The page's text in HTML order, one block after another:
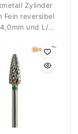
Zylinder
Fein reversibel
und L/R-
Arbeiten in
ermöglicht